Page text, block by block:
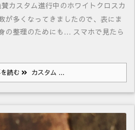
カスタム進行中のホワイトクロスカ
が多くなってきましたので、表にま
の整理のためにも... スマホで見たら
読む カスタム ...